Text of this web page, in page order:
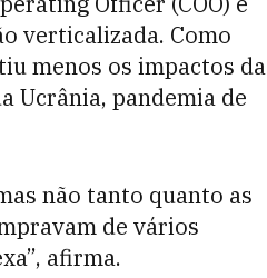
verticalizada. Como
menos os impactos da
Ucrânia, pandemia de
não tanto quanto as
de vários
afirma.